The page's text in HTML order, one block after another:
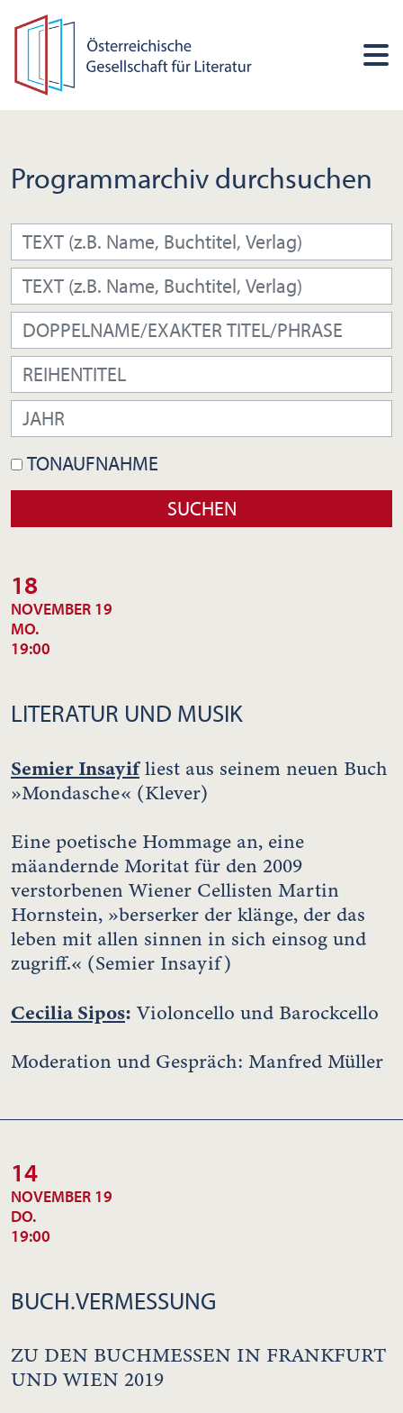
Programmarchiv durchsuchen
TONAUFNAHME
18
NOVEMBER 19
MO.
19:00
LITERATUR UND MUSIK
Semier Insayifliest aus seinem neuen Buch
»Mondasche« (Klever)
Eine poetische Hommage an, eine
mäandernde Moritat für den 2009
verstorbenen Wiener Cellisten Martin
Hornstein, »berserker der klänge, der das
leben mit allen sinnen in sich einsog und
zugriff.« (Semier Insayif)
Cecilia Sipos: Violoncello und Barockcello
Moderation und Gespräch: Manfred Müller
14
NOVEMBER 19
DO.
19:00
BUCH.VERMESSUNG
ZU DEN BUCHMESSEN IN FRANKFURT
UND WIEN 2019